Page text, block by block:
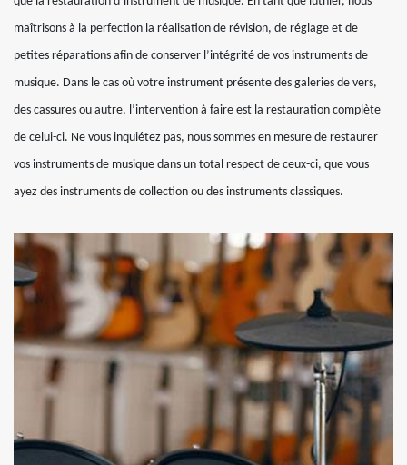
maîtrisons à la perfection la réalisation de révision, de réglage et de
petites réparations afin de conserver l’intégrité de vos instruments de
musique. Dans le cas où votre instrument présente des galeries de vers,
des cassures ou autre, l’intervention à faire est la restauration complète
de celui-ci. Ne vous inquiétez pas, nous sommes en mesure de restaurer
vos instruments de musique dans un total respect de ceux-ci, que vous
ayez des instruments de collection ou des instruments classiques.